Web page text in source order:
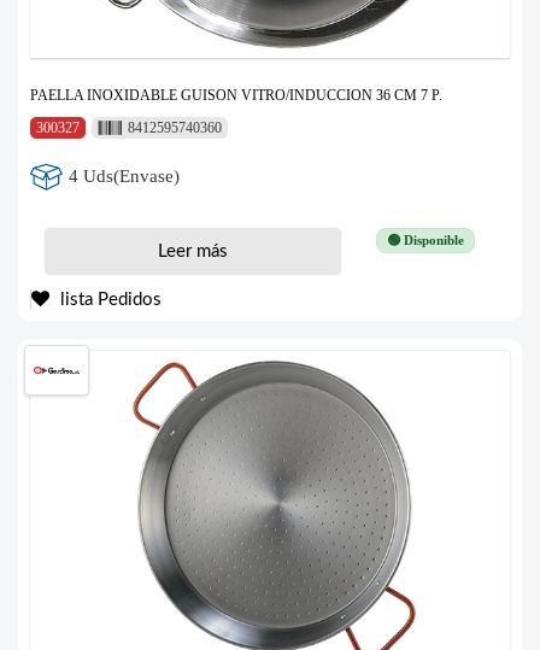
PAELLA INOXIDABLE GUISON VITRO/INDUCCION 36 CM 7 P.
300327
8412595740360
4 Uds(Envase)
🟢 Disponible
Leer más
lista Pedidos